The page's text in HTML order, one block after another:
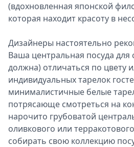
(вдохновленная японской
которая находит красоту в
Дизайнеры настоятельно
Ваша центральная посуда для
должна) отличаться по цвету
индивидуальных тарелок
минималистичные белые
потрясающе смотреться на
нарочито грубоватой
оливкового или
собирать свою коллекцию